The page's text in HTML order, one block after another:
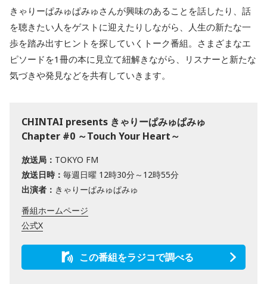
きゃりーぱみゅぱみゅさんが興味のあることを話したり、話
を聴きたい人をゲストに迎えたりしながら、人生の新たな一
歩を踏み出すヒントを探していくトーク番組。さまざまなエ
ピソードを1冊の本に見立て紐解きながら、リスナーと新たな
気づきや発見などを共有していきます。
CHINTAI presents きゃりーぱみゅぱみゅ
Chapter #0 ～Touch Your Heart～
放送局： TOKYO FM
放送日時： 毎週日曜 12時30分～12時55分
出演者： きゃりーぱみゅぱみゅ
番組ホームページ
公式X
この番組をラジコで調べる